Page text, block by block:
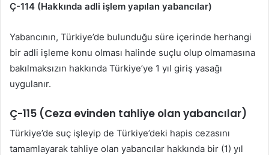
Ç-114 (Hakkında adli işlem yapılan yabancılar)
Yabancının, Türkiye’de bulunduğu süre içerinde herhangi
bir adli işleme konu olması halinde suçlu olup olmamasına
bakılmaksızın hakkında Türkiye’ye 1 yıl giriş yasağı
uygulanır.
Ç-115 (Ceza evinden tahliye olan yabancılar)
Türkiye’de suç işleyip de Türkiye’deki hapis cezasını
tamamlayarak tahliye olan yabancılar hakkında bir (1) yıl